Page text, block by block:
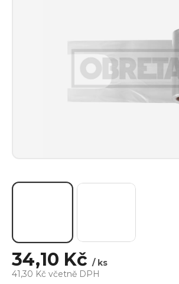
34,10 Kč / ks
41,30 Kč včetně DPH